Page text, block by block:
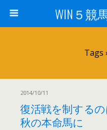
WIN５競
Tags
2014/10/11
復活戦を制するの
秋の本命馬に